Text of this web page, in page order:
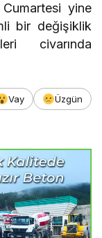
yine
bir değişiklik
civarında
Vay
Üzgün